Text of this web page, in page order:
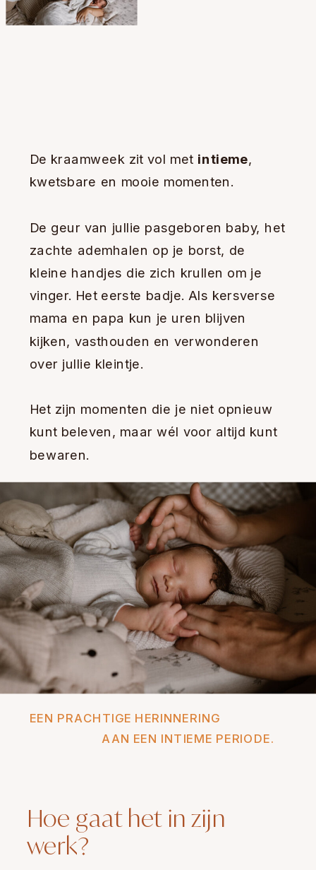
EEN PRACHTIGE HERINNERING
AAN EEN INTIEME PERIODE.
De kraamweek zit vol met intieme,
kwetsbare en mooie momenten.
De geur van jullie pasgeboren baby, het
zachte ademhalen op je borst, de
kleine handjes die zich krullen om je
vinger. Het eerste badje. Als kersverse
mama en papa kun je uren blijven
kijken, vasthouden en verwonderen
over jullie kleintje.
Het zijn momenten die je niet opnieuw
kunt beleven, maar wél voor altijd kunt
bewaren.
Hoe gaat het in zijn
werk?